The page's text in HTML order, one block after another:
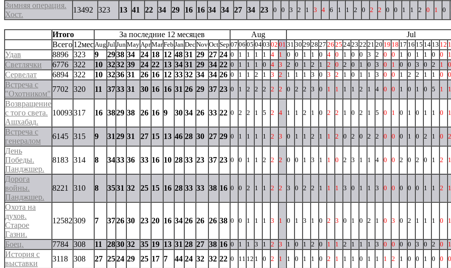
Зимняя операция.
Хост.
13492 323 13 41 22 34 29 16 16 34 34 27 34 23 0 0 3 2 1 3 4 6 1 1 2 0 2 2 0 0 1 1 2 0 1 0
Итого За последние 12 месяцев Aug Jul
Всего12мес Aug Jul Jun May AprMarFeb Jan DecNovOctSep 07 06 05 0403 02 01 31 30 29 28 27 26 25 2423 22 21 20 19 18 17 16 15 14 13 12
Удав 8896 323 9 2938 34 24 18 12 48 31 29 27 24 0 1 1 1 1 4 1 0 0 1 1 0 4 0 1 0 0 3 2 0 0 1 0 1 1 0 0 1
Светлячки 6776 322 10 3232 39 24 22 13 34 31 29 34 22 0 1 1 1 0 4 3 2 0 1 2 1 2 0 2 0 1 0 3 0 1 0 0 3 0 2 1 0
Сервелат 6894 322 10 3236 31 26 16 12 33 32 34 34 26 0 1 1 2 1 3 2 1 1 1 3 0 3 2 1 0 1 1 3 0 0 1 2 2 1 1 0 0
Встреча с
"Охотником"
7702 320 11 3733 31 30 16 16 31 26 29 37 23 0 1 2 2 2 2 2 0 2 2 3 0 1 1 1 1 2 1 4 0 0 1 0 1 0 5 1 1
Возвращение
с того света.
Ашхабад.
10093317 16 3829 38 26 16 9 30 34 26 33 22 0 2 2 1 5 2 4 1 1 2 1 0 2 2 1 0 2 1 5 0 1 0 1 0 1 1 0 1
Встреча с
генералом
6145 315 9 31 29 31 27 15 13 46 28 30 27 29 0 1 1 1 1 2 3 0 1 1 2 1 1 2 0 2 0 2 2 0 0 0 1 0 2 1 0 2
День
Победы.
Панджшер.
8183 314 8 3433 36 33 16 10 28 33 23 37 23 0 0 1 1 2 2 2 0 0 1 3 1 1 0 2 3 1 1 4 0 0 2 0 2 0 1 2 1
Дорога
войны.
Панджшер.
8221 310 8 3531 32 25 15 16 28 33 33 38 16 0 0 2 1 1 2 2 3 0 2 2 1 1 1 3 0 1 1 3 0 0 0 0 0 1 1 2 1
Охота на
духов.
Старое
Газни.
12582309 7 3726 30 23 20 16 34 26 26 26 38 0 0 1 1 1 3 1 0 1 3 1 0 2 3 0 1 0 2 1 0 3 0 2 1 1 1 0 1
Боец. 7784 308 11 2830 32 35 19 13 31 28 27 38 16 0 1 1 3 1 2 3 1 0 1 2 0 1 1 2 1 1 1 3 0 0 0 0 3 0 2 0 1
История с
выставки
3118 308 27 2524 29 25 17 7 44 24 32 32 22 0 11 12 1 0 2 1 1 0 1 1 0 2 1 1 1 0 1 1 1 2 1 0 0 1 0 0 0